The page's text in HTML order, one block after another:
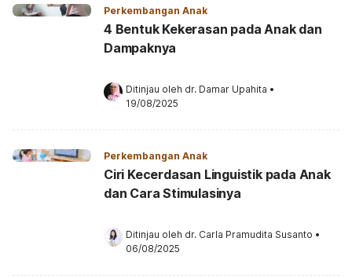
Perkembangan Anak
4 Bentuk Kekerasan pada Anak dan
Dampaknya
Ditinjau oleh dr. Damar Upahita •
19/08/2025
Perkembangan Anak
Ciri Kecerdasan Linguistik pada Anak
dan Cara Stimulasinya
Ditinjau oleh dr. Carla Pramudita Susanto •
06/08/2025